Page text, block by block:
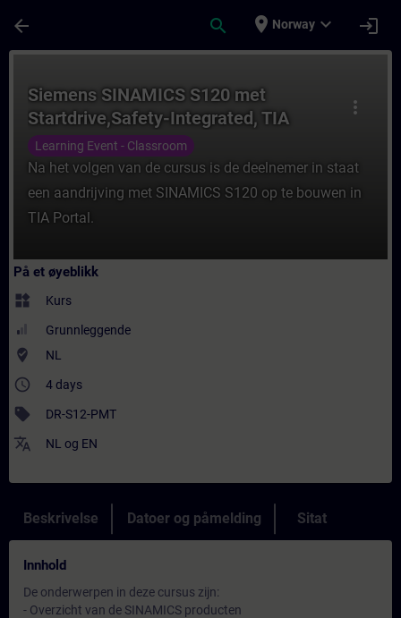
arrow_back search place Norway expand_more login
more_vert
Siemens SINAMICS S120 met
Startdrive,Safety-Integrated, TIA
Portal (regelbare aandrijving)
Learning Event - Classroom
Na het volgen van de cursus is de deelnemer in staat
een aandrijving met SINAMICS S120 op te bouwen in
TIA Portal.
På et øyeblikk
widgets Kurs
Grunnleggende
where_to_vote NL
access_time 4 days
sell DR-S12-PMT
translate NL og EN
Beskrivelse Datoer og påmelding Sitat
Innhold
De onderwerpen in deze cursus zijn:
- Overzicht van de SINAMICS producten